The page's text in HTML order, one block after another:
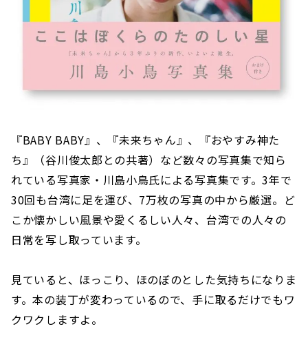
『BABY BABY』、『未来ちゃん』、『おやすみ神た
ち』（谷川俊太郎との共著）など数々の写真集で知ら
れている写真家・川島小鳥氏による写真集です。3年で
30回も台湾に足を運び、7万枚の写真の中から厳選。ど
こか懐かしい風景や愛くるしい人々、台湾での人々の
日常を写し取っています。
見ていると、ほっこり、ほのぼのとした気持ちになりま
す。本の装丁が変わっているので、手に取るだけでもワ
クワクしますよ。